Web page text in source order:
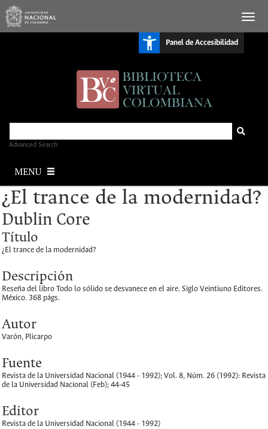
Panel de Accesibilidad
Advanced Search
MENU
¿El trance de la modernidad?
Dublin Core
Título
¿El trance de la modernidad?
Descripción
Reseña del libro Todo lo sólido se desvanece en el aire. Siglo Veintiuno Editores.
México. 368 págs.
Autor
Varón, Plicarpo
Fuente
Revista de la Universidad Nacional (1944 - 1992); Vol. 8, Núm. 26 (1992): Revista
de la Universidad Nacional (Feb); 44-45
Editor
Revista de la Universidad Nacional (1944 - 1992)